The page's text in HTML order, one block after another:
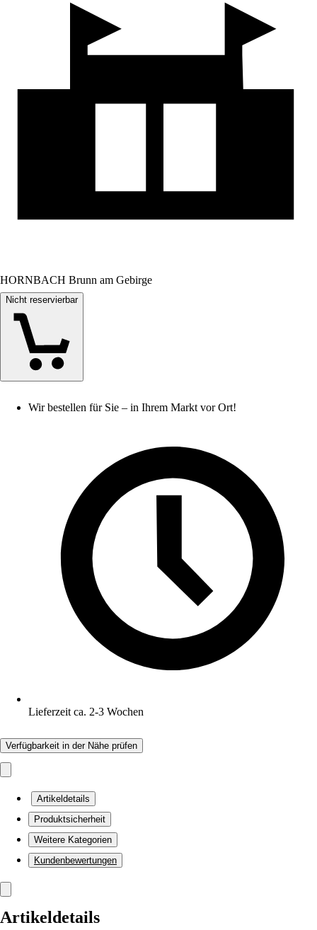
HORNBACH Brunn am Gebirge
Nicht reservierbar
Wir bestellen für Sie – in Ihrem Markt vor Ort!
Lieferzeit ca. 2-3 Wochen
Verfügbarkeit in der Nähe prüfen
Artikeldetails
Produktsicherheit
Weitere Kategorien
Kundenbewertungen
Artikeldetails